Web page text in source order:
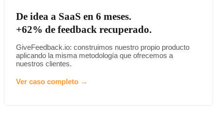
De idea a SaaS en 6 meses.
+62% de feedback recuperado.
GiveFeedback.io: construimos nuestro propio producto
aplicando la misma metodología que ofrecemos a
nuestros clientes.
Ver caso completo →